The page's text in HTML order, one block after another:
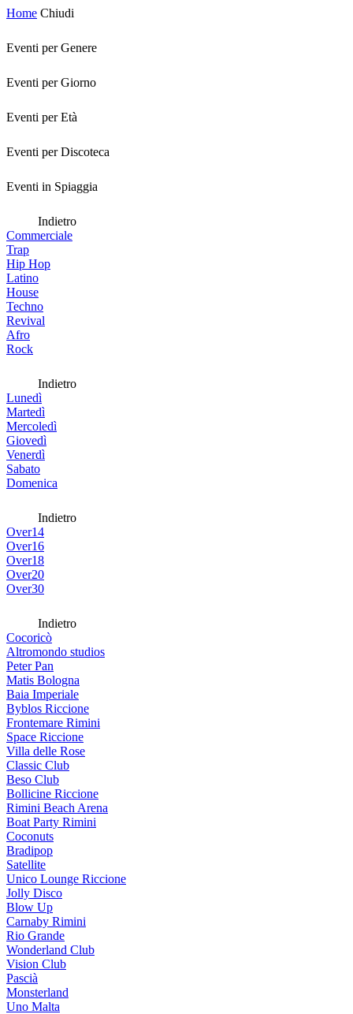
Home Chiudi
Eventi per Genere
Eventi per Giorno
Eventi per Età
Eventi per Discoteca
Eventi in Spiaggia
Indietro
Commerciale
Trap
Hip Hop
Latino
House
Techno
Revival
Afro
Rock
Indietro
Lunedì
Martedì
Mercoledì
Giovedì
Venerdì
Sabato
Domenica
Indietro
Over14
Over16
Over18
Over20
Over30
Indietro
Cocoricò
Altromondo studios
Peter Pan
Matis Bologna
Baia Imperiale
Byblos Riccione
Frontemare Rimini
Space Riccione
Villa delle Rose
Classic Club
Beso Club
Bollicine Riccione
Rimini Beach Arena
Boat Party Rimini
Coconuts
Bradipop
Satellite
Unico Lounge Riccione
Jolly Disco
Blow Up
Carnaby Rimini
Rio Grande
Wonderland Club
Vision Club
Pascià
Monsterland
Uno Malta